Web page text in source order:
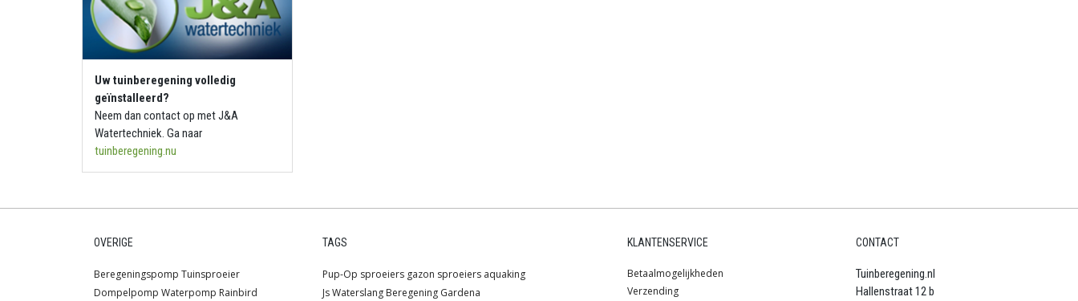
Uw tuinberegening volledig
geïnstalleerd?
Neem dan contact op met J&A
Watertechniek. Ga naar
tuinberegening.nu
OVERIGE
Beregeningspomp Tuinsproeier
Dompelpomp Waterpomp Rainbird
TAGS
Pup-Op sproeiers gazon sproeiers aquaking
JsWaterslang Beregening Gardena
KLANTENSERVICE
Betaalmogelijkheden
Verzending
CONTACT
Tuinberegening.nl
Hallenstraat 12 b